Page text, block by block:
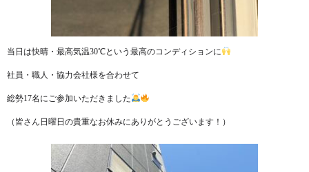
当日は快晴・最高気温30℃という最高のコンディションに
社員・職人・協力会社様を合わせて
総勢17名にご参加いただきました
（皆さん日曜日の貴重なお休みにありがとうございます！）